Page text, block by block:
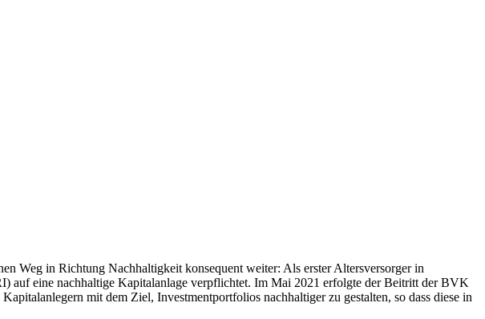
Weg in Richtung Nachhaltigkeit konsequent weiter: Als erster Altersversorger in
auf eine nachhaltige Kapitalanlage verpflichtet. Im Mai 2021 erfolgte der Beitritt der BVK
mit dem Ziel, Investmentportfolios nachhaltiger zu gestalten, so dass diese in